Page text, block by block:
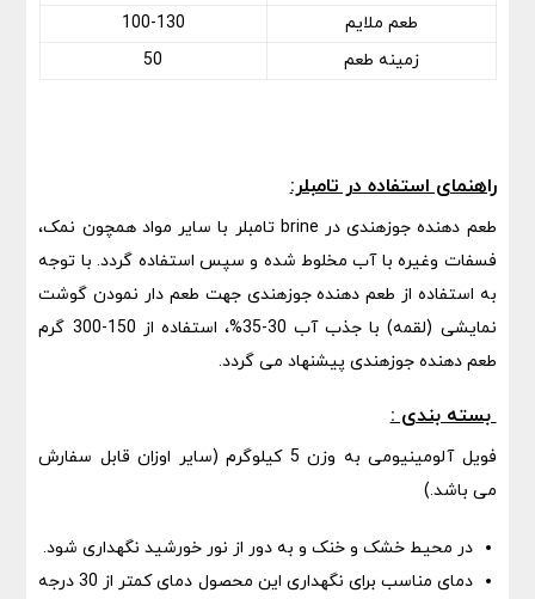
طعم ملایم
100-130
زمینه طعم
50
راهنمای استفاده در تامبلر:
طعم دهنده جوزهندی در brine تامبلر با سایر مواد همچون نمک،
فسفات وغیره با آب مخلوط شده و سپس استفاده گردد. با توجه
به استفاده از طعم دهنده جوزهندی جهت طعم دار نمودن گوشت
نمایشی (لقمه) با جذب آب 30-35%، استفاده از 150-300 گرم
طعم دهنده جوزهندی پیشنهاد می گردد.
بسته بندی :
فویل آلومینیومی به وزن 5 کیلوگرم (سایر اوزان قابل سفارش
می باشد.)
در محیط خشک و خنک و به دور از نور خورشید نگهداری شود.
دمای مناسب برای نگهداری این محصول دمای کمتر از 30 درجه